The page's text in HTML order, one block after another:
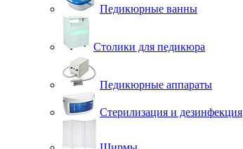
Педикюрные ванны
Столики для педикюра
Педикюрные аппараты
Стерилизация и дезинфекция